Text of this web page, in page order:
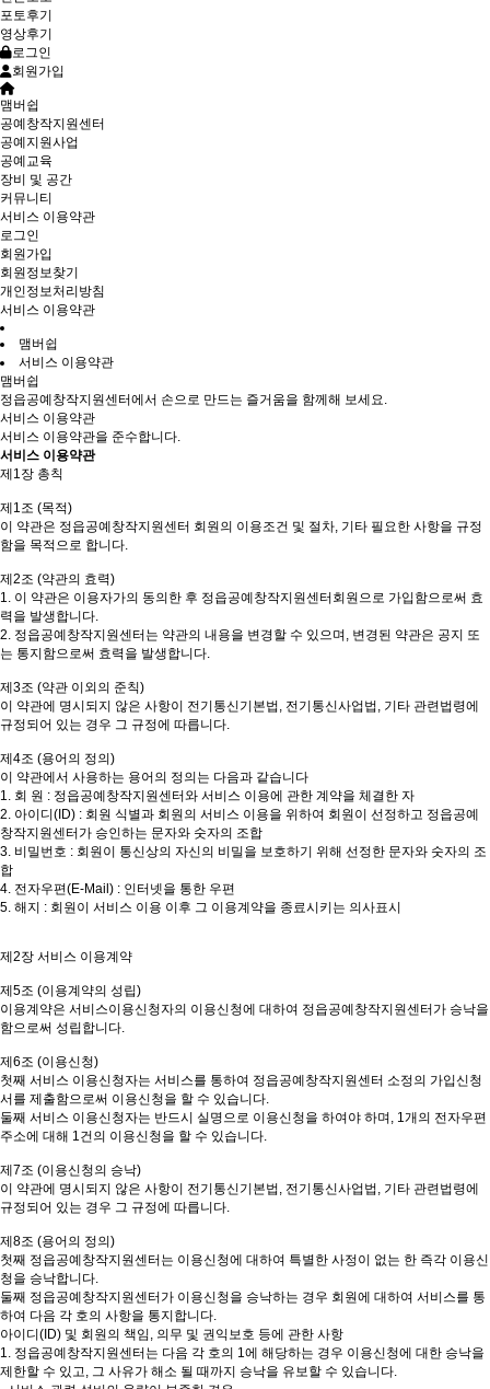
포토후기
영상후기
로그인
회원가입
맴버쉽
공예창작지원센터
공예지원사업
공예교육
장비 및 공간
커뮤니티
서비스 이용약관
로그인
회원가입
회원정보찾기
개인정보처리방침
서비스 이용약관
맴버쉽
서비스 이용약관
맴버쉽
정읍공예창작지원센터에서 손으로 만드는 즐거움을 함께해 보세요.
서비스 이용약관
서비스 이용약관을 준수합니다.
서비스 이용약관
​제1장 총칙
제1조 (목적)
이 약관은 정읍공예창작지원센터 회원의 이용조건 및 절차, 기타 필요한 사항을 규정
함을 목적으로 합니다.
제2조 (약관의 효력)
1. 이 약관은 이용자가의 동의한 후 정읍공예창작지원센터회원으로 가입함으로써 효
력을 발생합니다.
2. 정읍공예창작지원센터는 약관의 내용을 변경할 수 있으며, 변경된 약관은 공지 또
는 통지함으로써 효력을 발생합니다.
제3조 (약관 이외의 준칙)
이 약관에 명시되지 않은 사항이 전기통신기본법, 전기통신사업법, 기타 관련법령에
규정되어 있는 경우 그 규정에 따릅니다.
제4조 (용어의 정의)
이 약관에서 사용하는 용어의 정의는 다음과 같습니다
1. 회 원 : 정읍공예창작지원센터와 서비스 이용에 관한 계약을 체결한 자
2. 아이디(ID) : 회원 식별과 회원의 서비스 이용을 위하여 회원이 선정하고 정읍공예
창작지원센터가 승인하는 문자와 숫자의 조합
3. 비밀번호 : 회원이 통신상의 자신의 비밀을 보호하기 위해 선정한 문자와 숫자의 조
합
4. 전자우편(E-Mail) : 인터넷을 통한 우편
5. 해지 : 회원이 서비스 이용 이후 그 이용계약을 종료시키는 의사표시
제2장 서비스 이용계약
제5조 (이용계약의 성립)
이용계약은 서비스이용신청자의 이용신청에 대하여 정읍공예창작지원센터가 승낙을
함으로써 성립합니다.
제6조 (이용신청)
첫째 서비스 이용신청자는 서비스를 통하여 정읍공예창작지원센터 소정의 가입신청
서를 제출함으로써 이용신청을 할 수 있습니다.
둘째 서비스 이용신청자는 반드시 실명으로 이용신청을 하여야 하며, 1개의 전자우편
주소에 대해 1건의 이용신청을 할 수 있습니다.
제7조 (이용신청의 승낙)
이 약관에 명시되지 않은 사항이 전기통신기본법, 전기통신사업법, 기타 관련법령에
규정되어 있는 경우 그 규정에 따릅니다.
제8조 (용어의 정의)
첫째 정읍공예창작지원센터는 이용신청에 대하여 특별한 사정이 없는 한 즉각 이용신
청을 승낙합니다.
둘째 정읍공예창작지원센터가 이용신청을 승낙하는 경우 회원에 대하여 서비스를 통
하여 다음 각 호의 사항을 통지합니다.
아이디(ID) 및 회원의 책임, 의무 및 권익보호 등에 관한 사항
1. 정읍공예창작지원센터는 다음 각 호의 1에 해당하는 경우 이용신청에 대한 승낙을
제한할 수 있고, 그 사유가 해소 될 때까지 승낙을 유보할 수 있습니다.